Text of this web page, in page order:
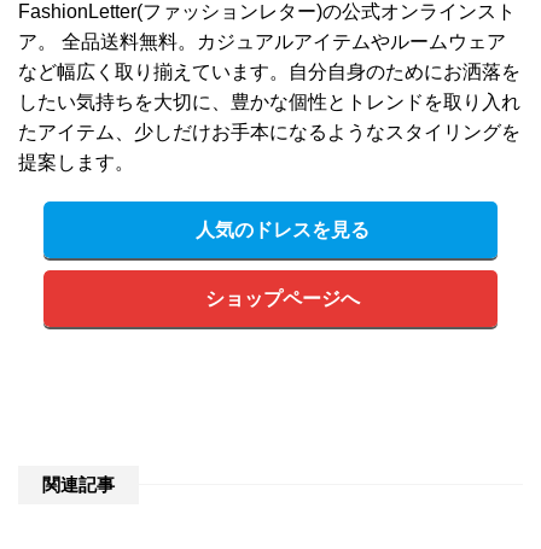
FashionLetter(ファッションレター)の公式オンラインスト
ア。 全品送料無料。カジュアルアイテムやルームウェア
など幅広く取り揃えています。自分自身のためにお洒落を
したい気持ちを大切に、豊かな個性とトレンドを取り入れ
たアイテム、少しだけお手本になるようなスタイリングを
提案します。
人気のドレスを見る
ショップページへ
関連記事